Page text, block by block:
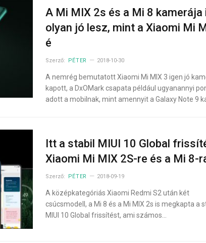
A Mi MIX 2s és a Mi 8 kamerája
olyan jó lesz, mint a Xiaomi Mi
é
Szerző: PÉTER 2018-10-30
A nemrég bemutatott Xiaomi Mi MIX 3 igen jó
kapott, a DxOMark csapata például ugyanannyi
adott a mobilnak, mint amennyit a Galaxy Note 9
Itt a stabil MIUI 10 Global
Xiaomi Mi MIX 2S-re és a Mi 8-
Szerző: PÉTER 2018-09-19
A középkategóriás Xiaomi Redmi S2 után két
csúcsmodell, a Mi 8 és a Mi MIX 2s is megkapta a
MIUI 10 Global frissítést, ami számos…